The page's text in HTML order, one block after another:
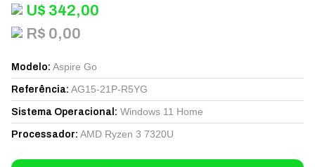
U$ 342,00
R$ 0,00
Modelo: Aspire Go
Referência: AG15-21P-R5YG
Sistema Operacional : Windows 11 Home
Processador: AMD Ryzen 3 7320U